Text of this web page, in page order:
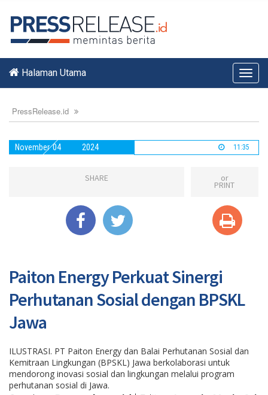
Halaman Utama
PressRelease.id
November 04 2024 11:35
SHARE or
PRINT
Paiton Energy Perkuat Sinergi
Perhutanan Sosial dengan BPSKL
Jawa
ILUSTRASI. PT Paiton Energy dan Balai Perhutanan Sosial dan
Kemitraan Lingkungan (BPSKL) Jawa berkolaborasi untuk
mendorong inovasi sosial dan lingkungan melalui program
perhutanan sosial di Jawa.